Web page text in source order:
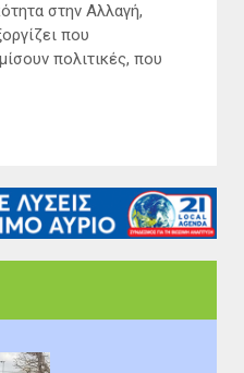
στην Αλλαγή,
που
πολιτικές, που